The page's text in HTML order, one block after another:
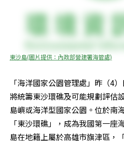
東沙島(圖片提供：內政部營建署海管處)
「海洋國家公園管理處」昨（4
將統籌東沙環礁及可能規劃評估
島嶼或海洋型國家公園。位於南
「東沙環礁」，成為我國第一座
島在地籍上屬於高雄市旗津區，